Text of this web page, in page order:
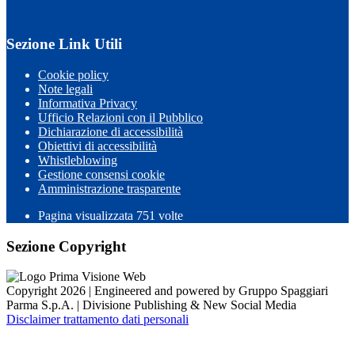
Sezione Link Utili
Cookie policy
Note legali
Informativa Privacy
Ufficio Relazioni con il Pubblico
Dichiarazione di accessibilità
Obiettivi di accessibilità
Whistleblowing
Gestione consensi cookie
Amministrazione trasparente
Pagina visualizzata 751 volte
Sezione Copyright
Copyright 2026 | Engineered and powered by Gruppo Spaggiari
Parma S.p.A. | Divisione Publishing & New Social Media
Disclaimer trattamento dati personali